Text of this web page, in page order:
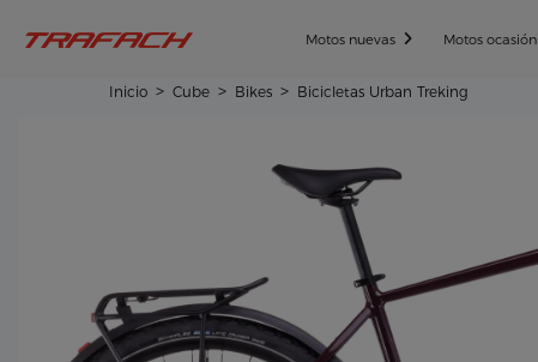
Motos nuevas Motos ocasión
Inicio Cube Bikes Bicicletas Urban Treking